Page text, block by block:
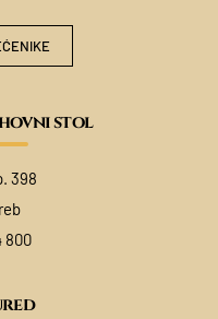
stol
398
800